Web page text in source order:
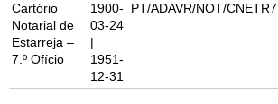
Cartório
Notarial de
Estarreja –
7.º Ofício
1900-
03-24
|
1951-
12-31
PT/ADAVR/NOT/CNETR7